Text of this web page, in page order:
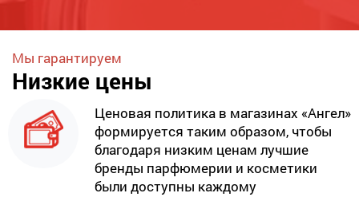
Мы гарантируем
Низкие цены
Ценовая политика в магазинах «Ангел»
формируется таким образом, чтобы
благодаря низким ценам лучшие
бренды парфюмерии и косметики
были доступны каждому